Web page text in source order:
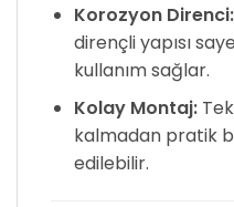
Korozyon Direnci:
dirençli yapısı
kullanım sağlar.
Kolay Montaj:
kalmadan pratik
edilebilir.